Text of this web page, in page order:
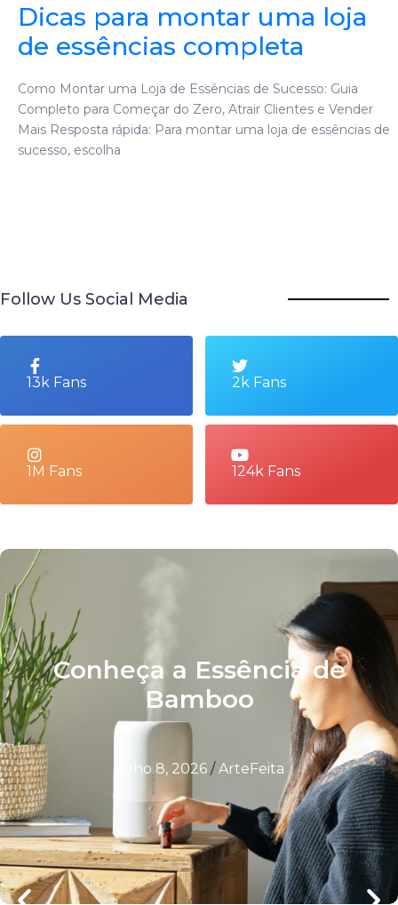
Dicas para montar uma loja
de essências completa
Como Montar uma Loja de Essências de Sucesso: Guia
Completo para Começar do Zero, Atrair Clientes e Vender
Mais Resposta rápida: Para montar uma loja de essências de
sucesso, escolha
Follow Us Social Media
13k Fans 2k Fans
1M Fans 124k Fans
Conheça a Essência de
Bamboo
julho 8, 2026 / ArteFeita